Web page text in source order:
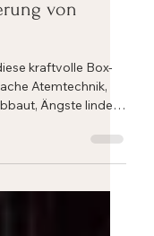
von
kraftvolle Box-
Atemtechnik,
Ängste lindert